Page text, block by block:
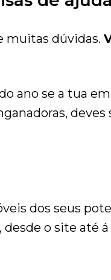
muitas dúvidas.
ano se a tua
dos seus
o site até